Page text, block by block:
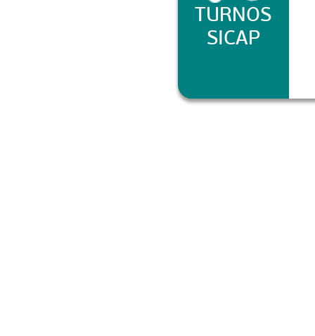
TURNOS
SICAP